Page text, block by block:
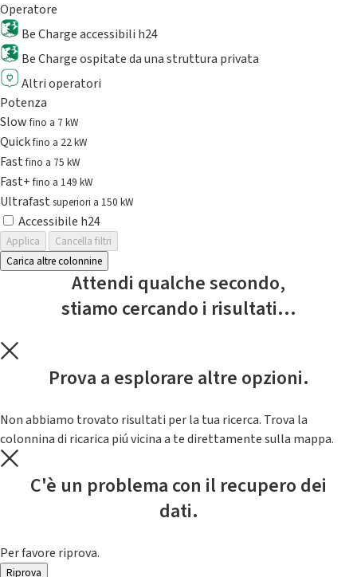
Operatore
Be Charge accessibili h24
Be Charge ospitate da una struttura privata
Altri operatori
Potenza
Slowfino a 7 kW
Quickfino a 22 kW
Fastfino a 75 kW
Fast+fino a 149 kW
Ultrafast superiori a 150 kW
Accessibile h24
Applica
Cancella filtri
Carica altre colonnine
Attendi qualche secondo,
stiamo cercando i risultati...
Prova a esplorare altre opzioni.
Non abbiamo trovato risultati per la tua ricerca. Trova la
colonnina di ricarica piú vicina a te direttamente sulla mappa.
C'è un problema con il recupero dei
dati.
Per favore riprova.
Riprova